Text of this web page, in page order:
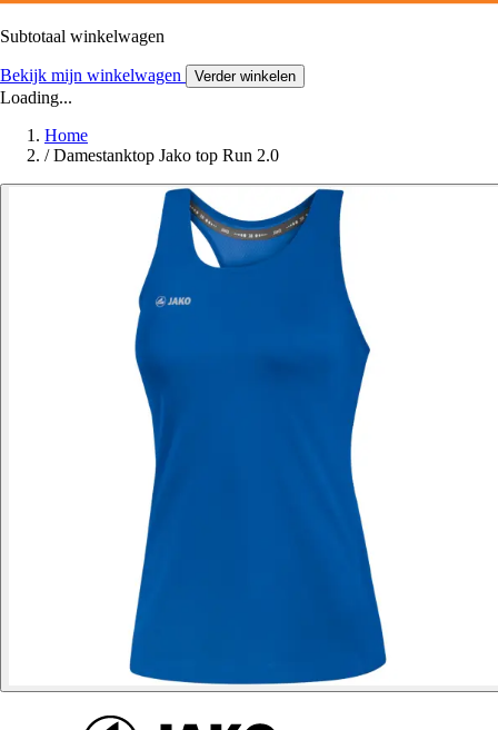
Subtotaal winkelwagen
Bekijk mijn winkelwagen Verder winkelen
Loading...
Home
/ Damestanktop Jako top Run 2.0